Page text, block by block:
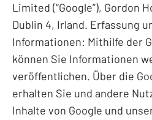
Limited (“Google”), Gordon
Dublin 4, Irland. Erfassung
Informationen: Mithilfe der
können Sie Informationen
veröffentlichen. Über die
erhalten Sie und andere
Inhalte von Google und